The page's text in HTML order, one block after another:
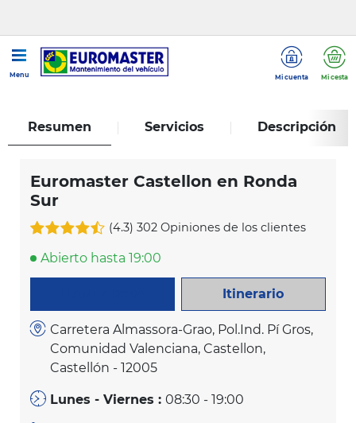
Menu Mi cuenta Mi cesta
Euromaster Castellon en Ronda Sur
Resumen Servicios Descripción
Euromaster Castellon en Ronda
Sur
(4.3) 302 Opiniones de los clientes
Abierto hasta 19:00
Itinerario
Carretera Almassora-Grao, Pol.Ind. Pí Gros,
Comunidad Valenciana, Castellon,
Castellón - 12005
Lunes - Viernes :08:30 - 19:00